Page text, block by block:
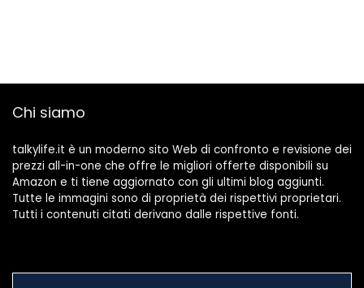
Chi siamo
talkylife.it è un moderno sito Web di confronto e revisione dei
prezzi all-in-one che offre le migliori offerte disponibili su
Amazon e ti tiene aggiornato con gli ultimi blog aggiunti.
Tutte le immagini sono di proprietà dei rispettivi proprietari.
Tutti i contenuti citati derivano dalle rispettive fonti.